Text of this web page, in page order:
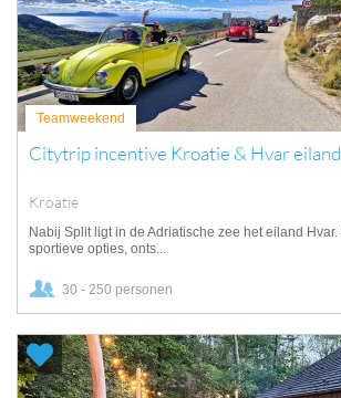
Teamweekend
Citytrip incentive Kroatie & Hvar eiland
Kroatie
Nabij Split ligt in de Adriatische zee het eiland
sportieve opties, onts...
30 - 250 personen